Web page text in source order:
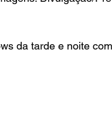
da tarde e noite